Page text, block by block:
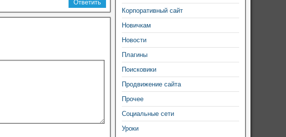
Ответить
Корпоративный сайт
Новичкам
Новости
Плагины
Поисковики
Продвижение сайта
Прочее
Социальные сети
Уроки